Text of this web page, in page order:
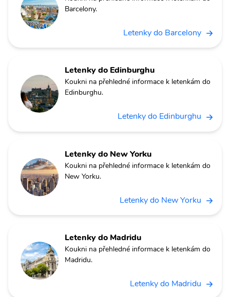
Barcelony.
Letenky do Barcelony
Letenky do Edinburghu
Koukni na přehledné informace k letenkám do
Edinburghu.
Letenky do Edinburghu
Letenky do New Yorku
Koukni na přehledné informace k letenkám do
New Yorku.
Letenky do New Yorku
Letenky do Madridu
Koukni na přehledné informace k letenkám do
Madridu.
Letenky do Madridu